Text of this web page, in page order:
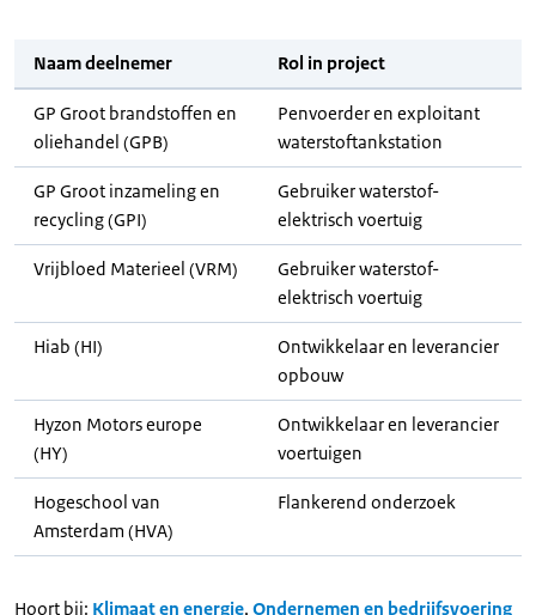
Naam deelnemer Rol in project
GP Groot brandstoffen en
oliehandel (GPB)
Penvoerder en exploitant
waterstoftankstation
GP Groot inzameling en
recycling (GPI)
Gebruiker waterstof-
elektrisch voertuig
Vrijbloed Materieel (VRM)
Gebruiker waterstof-
elektrisch voertuig
Hiab (HI)
Ontwikkelaar en leverancier
opbouw
Hyzon Motors europe
(HY)
Ontwikkelaar en leverancier
voertuigen
Hogeschool van
Amsterdam (HVA)
Flankerend onderzoek
Hoort bij: Klimaat en energie, Ondernemen en bedrijfsvoering